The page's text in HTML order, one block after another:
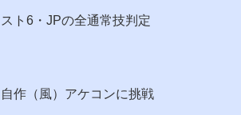
スト6・JPの全通常技判定
自作（風）アケコンに挑戦